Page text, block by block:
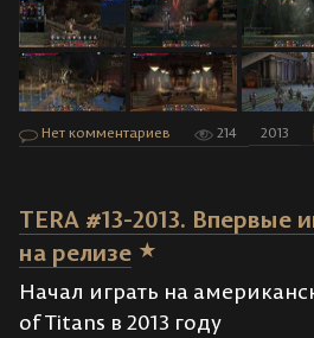
Нет комментариев 214 2013
TERA #13-2013. Впервые
на релизе
Начал играть на
of Titans в 2013 году